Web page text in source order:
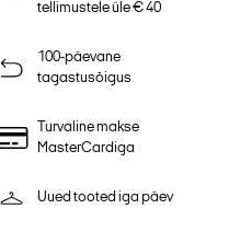
tellimustele üle € 40
100-päevane
tagastusõigus
Turvaline makse
MasterCardiga
Uued tooted iga päev